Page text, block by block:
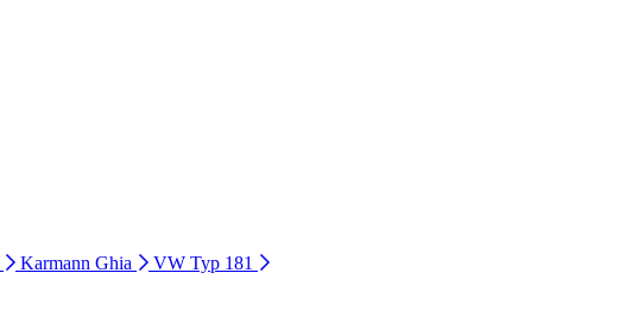
Karmann Ghia VW Typ 181